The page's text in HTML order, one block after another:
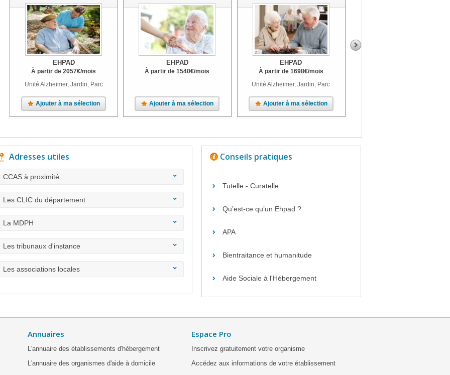
EHPAD
À partir de 2057€/mois
Unité Alzheimer, Jardin, Parc
Ajouter à ma sélection
EHPAD
À partir de1540€/mois
Ajouter à ma sélection
EHPAD
À partir de 1698€/mois
Unité Alzheimer, Jardin, Parc
Ajouter à ma sélection
Adresses utiles
CCAS à proximité
Les CLIC du département
La MDPH
Les tribunaux d'instance
Les associations locales
Conseils pratiques
Tutelle - Curatelle
Qu’est-ce qu’un Ehpad ?
APA
Bientraitance et humanitude
Aide Sociale à l'Hébergement
Annuaires
L'annuaire des établissements d'hébergement
L'annuaire des organismes d'aide à domicile
Espace Pro
Inscrivez gratuitement votre organisme
Accédez aux informations de votre établissement